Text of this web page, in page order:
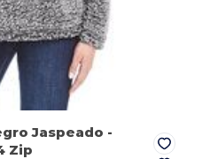
Jaspeado -
Zip